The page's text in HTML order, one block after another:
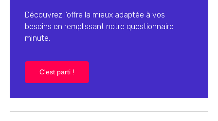
Découvrez l’offre la mieux adaptée à vos
besoins en remplissant notre questionnaire
minute.
C'est parti !